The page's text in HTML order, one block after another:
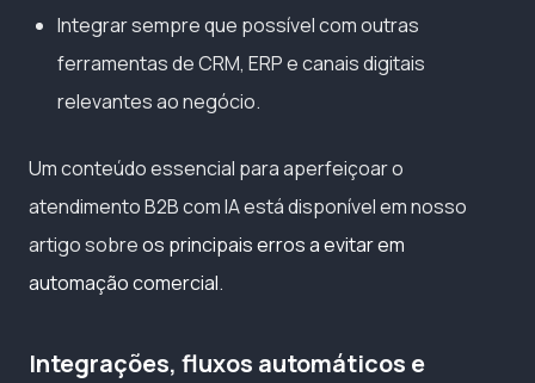
Integrar sempre que possível com outras
ferramentas de CRM, ERP e canais digitais
relevantes ao negócio.
Um conteúdo essencial para aperfeiçoar o
atendimento B2B com IA está disponível em nosso
artigo sobreos principais erros a evitar em
automação comercial.
Integrações, fluxos automáticos e